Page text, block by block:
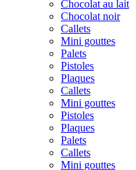
Chocolat au lait
Chocolat noir
Callets
Mini gouttes
Palets
Pistoles
Plaques
Callets
Mini gouttes
Pistoles
Plaques
Palets
Callets
Mini gouttes